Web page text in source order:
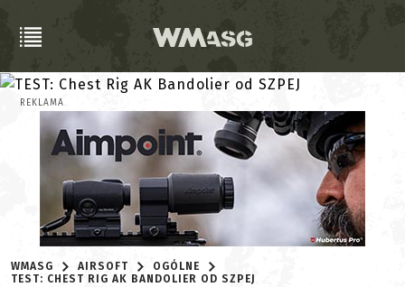
REKLAMA
WMASG AIRSOFT
OGÓLNE
TEST: CHEST RIG AK BANDOLIER OD SZPEJ